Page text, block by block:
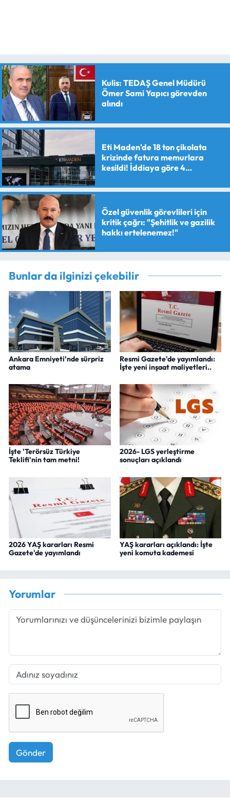
Kulis: TEDAŞ Genel Müdürü
Ömer Sami Yapıcı görevden
alındı
Eti Maden'de 18 ton çikolata
krizinde fatura memurlara
kesildi! İddiaya göre 4
verildi
Özel güvenlik görevlileri için
kritik çağrı: "Şehitlik ve gazilik
hakkı ertelenemez!"
Bunlar da ilginizi çekebilir
Ankara Emniyeti’nde sürpriz
atama
Resmi Gazete'de yayımlandı:
İşte yeni inşaat maliyetleri..
İşte 'Terörsüz Türkiye
Teklifi'nin tam metni!
2026- LGS yerleştirme
sonuçları açıklandı
2026 YAŞ kararları Resmi
Gazete'de yayımlandı
YAŞ kararları açıklandı: İşte
yeni komuta kademesi
Yorumlar
Gönder